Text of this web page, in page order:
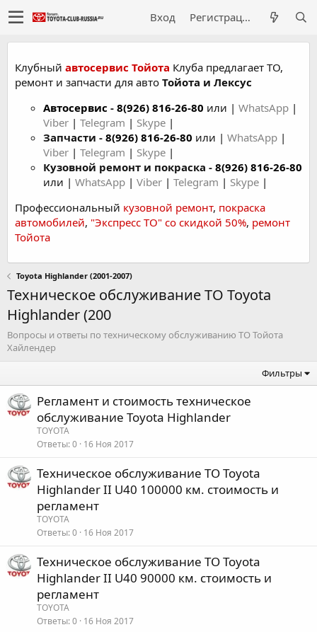
Вход Регистрация
Клубный автосервис Тойота Клуба предлагает ТО,
ремонт и запчасти для авто Тойота и Лексус
Автосервис - 8(926) 816-26-80 или | WhatsApp |
Viber | Telegram | Skype |
Запчасти - 8(926) 816-26-80 или | WhatsApp |
Viber | Telegram | Skype |
Кузовной ремонт и покраска - 8(926) 816-26-80
или | WhatsApp | Viber | Telegram | Skype |
Профессиональный кузовной ремонт, покраска
автомобилей, "Экспресс ТО" со скидкой 50%, ремонт
Тойота
Toyota Highlander (2001-2007)
Техническое обслуживание ТО Toyota
Highlander (200
Вопросы и ответы по техническому обслуживанию ТО Тойота
Хайлендер
Фильтры
Регламент и стоимость техническое
обслуживание Toyota Highlander
TOYOTA
Ответы 0 16 Ноя 2017
Техническое обслуживание ТО Toyota
Highlander II U40 100000 км. стоимость и
регламент
TOYOTA
Ответы 0 16 Ноя 2017
Техническое обслуживание ТО Toyota
Highlander II U40 90000 км. стоимость и
регламент
TOYOTA
Ответы 0 16 Ноя 2017